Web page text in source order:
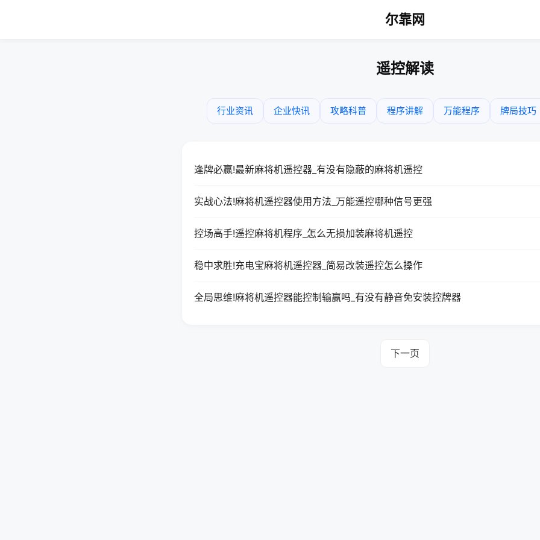
尔靠网
遥控解读
行业资讯 企业快讯 攻略科普 程序讲解 万能程序 牌局技巧
逢牌必赢!最新麻将机遥控器_有没有隐蔽的麻将机遥控
实战心法!麻将机遥控器使用方法_万能遥控哪种信号更强
控场高手!遥控麻将机程序_怎么无损加装麻将机遥控
稳中求胜!充电宝麻将机遥控器_简易改装遥控怎么操作
全局思维!麻将机遥控器能控制输赢吗_有没有静音免安装控牌器
下一页